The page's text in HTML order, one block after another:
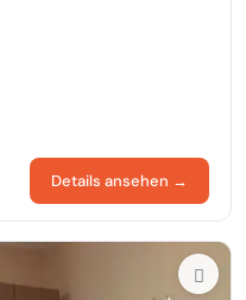
Details ansehen →